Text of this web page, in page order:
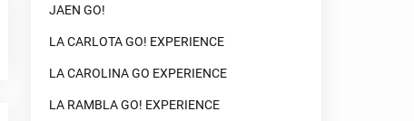
JAEN GO!
LA CARLOTA GO! EXPERIENCE
LA CAROLINA GO EXPERIENCE
LA RAMBLA GO! EXPERIENCE